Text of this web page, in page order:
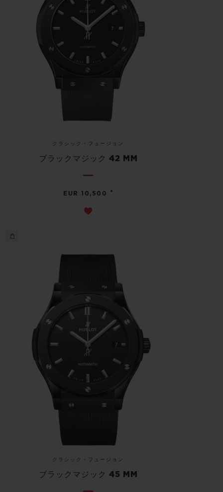
クラシック・フュージョン
ブラックマジック 42 MM
EUR 10,500 •
クラシック・フュージョン
ブラックマジック 45 MM